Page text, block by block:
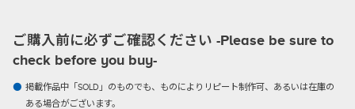
ご購入前に必ずご確認ください -Please be sure to
check before you buy-
掲載作品中「SOLD」のものでも、ものによりリピート制作可、あるいは在庫の
ある場合がございます。